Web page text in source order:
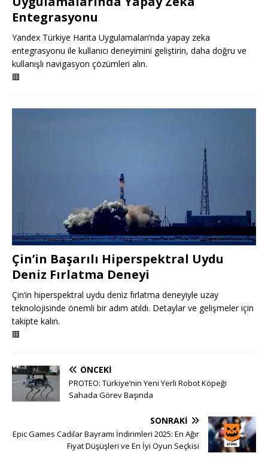
Entegrasyonu
Yandex Türkiye Harita Uygulamaları’nda yapay zeka
entegrasyonu ile kullanıcı deneyimini geliştirin, daha doğru ve
kullanışlı navigasyon çözümleri alın.
🟥
Çin’in Başarılı Hiperspektral Uydu
Deniz Fırlatma Deneyi
Çin’in hiperspektral uydu deniz fırlatma deneyiyle uzay
teknolojisinde önemli bir adım atıldı. Detaylar ve gelişmeler için
takipte kalın.
🟥
ÖNCEKI
PROTEO: Türkiye’nin Yeni Yerli Robot Köpeği
Sahada Görev Başında
SONRAKI
Epic Games Cadılar Bayramı İndirimleri 2025: En Ağır
Fiyat Düşüşleri ve En İyi Oyun Seçkisi